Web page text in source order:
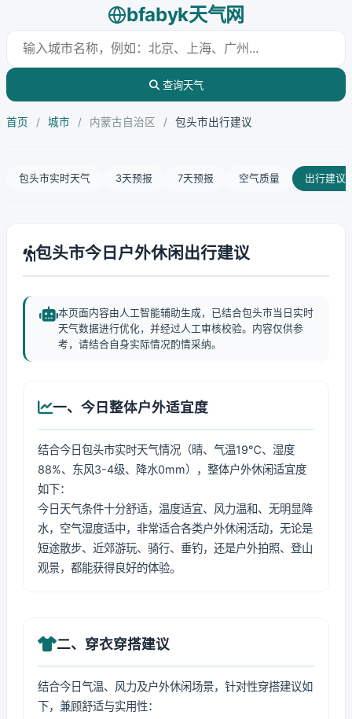
bfabyk天气网
查询天气
首页 / 城市 / 内蒙古自治区 / 包头市出行建议
包头市实时天气 3天预报 7天预报 空气质量 出行建议
包头市今日户外休闲出行建议
本页面内容由人工智能辅助生成，已结合包头市当日实时
天气数据进行优化，并经过人工审核校验。内容仅供参
考，请结合自身实际情况酌情采纳。
一、今日整体户外适宜度
结合今日包头市实时天气情况（晴、气温19℃、湿度
88%、东风3-4级、降水0mm），整体户外休闲适宜度
如下：
今日天气条件十分舒适，温度适宜、风力温和、无明显降
水，空气湿度适中，非常适合各类户外休闲活动，无论是
短途散步、近郊游玩、骑行、垂钓，还是户外拍照、登山
观景，都能获得良好的体验。
二、穿衣穿搭建议
结合今日气温、风力及户外休闲场景，针对性穿搭建议如
下，兼顾舒适与实用性：